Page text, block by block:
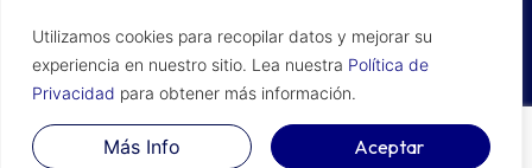
Utilizamos cookies para recopilar datos y mejorar su
experiencia en nuestro sitio. Lea nuestra Política de
Privacidad para obtener más información.
Más Info Aceptar
RUC 20563794101
© 2025. Endomed Tecnologhies S.A.C Todos los derechos
reservados.